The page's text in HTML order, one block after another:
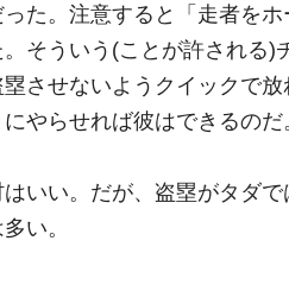
た。注意すると「走者を
そういう(ことが許される)
させないようクイックで
やらせれば彼はできるのだ
いい。だが、盗塁がタダで
い。